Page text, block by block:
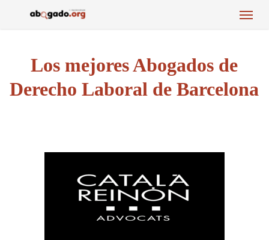
Menu
Los mejores Abogados de
Derecho Laboral de Barcelona